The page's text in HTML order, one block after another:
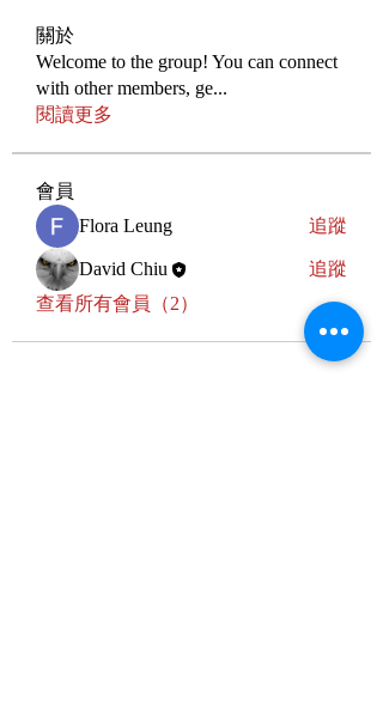
關於
Welcome to the group! You can connect
with other members, ge...
閱讀更多
會員
Flora Leung 追蹤
David Chiu
追蹤
查看所有會員（2）